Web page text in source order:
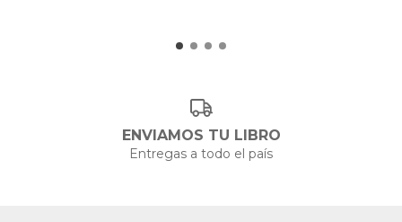
ENVIAMOS TU LIBRO
Entregas a todo el país